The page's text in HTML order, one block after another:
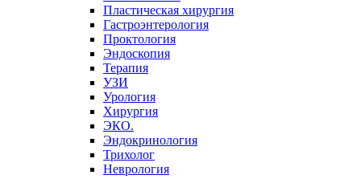
Пластическая хирургия
Гастроэнтерология
Проктология
Эндоскопия
Терапия
УЗИ
Урология
Хирургия
ЭКО.
Эндокринология
Трихолог
Неврология